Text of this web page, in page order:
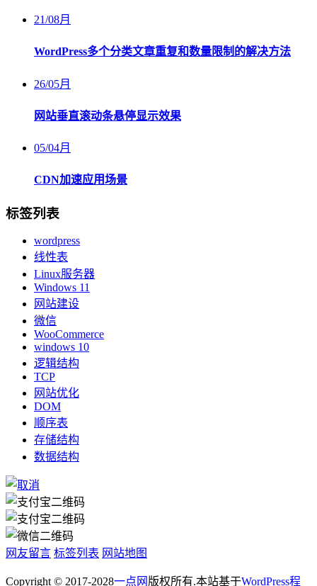
21/08月
WordPress多个分类文章重复和数量限制的解决方法
26/05月
网站垂直滚动条悬停显示效果
05/04月
CDN加速应用场景
标签列表
wordpress
线性表
Linux服务器
Windows 11
网站建设
微信
WooCommerce
windows 10
逻辑结构
TCP
网站优化
DOM
顺序表
存储结构
数据结构
网友留言 标签列表 网站地图
Copyright © 2017-2028一点网 版权所有.本站基于WordPress程